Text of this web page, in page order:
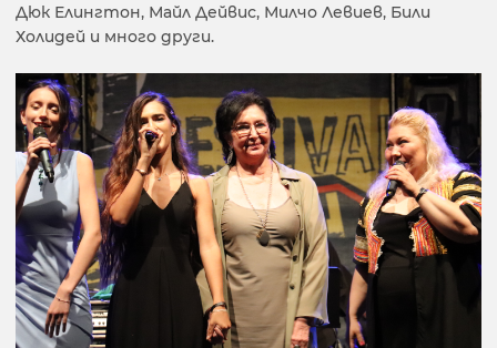
Дюк Елингтон, Майл Дейвис, Милчо Левиев, Били
Холидей и много други.